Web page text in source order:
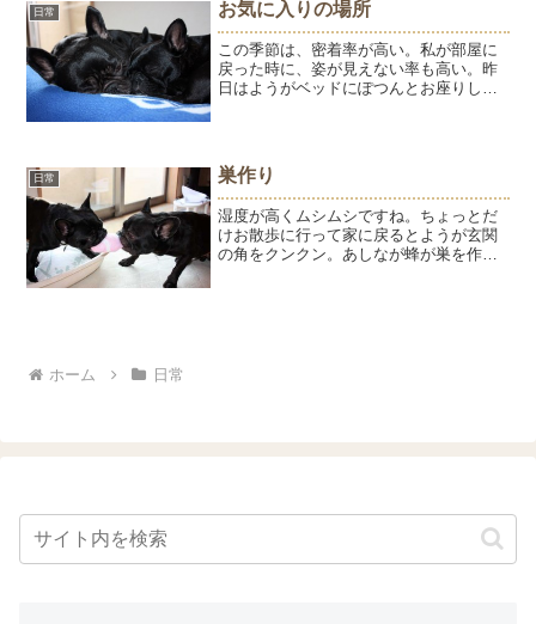
いです。そして、なぜか例...
日常 お気に入りの場所
この季節は、密着率が高い。私が部屋に
戻った時に、姿が見えない率も高い。昨
日はようがベッドにぽつんとお座りして
ん、チビッ子だけどおちりは...
日常 巣作り
湿度が高くムシムシですね。ちょっとだ
けお散歩に行って家に戻るとようが玄関
の角をクンクン。あしなが蜂が巣を作っ
ホーム 日常